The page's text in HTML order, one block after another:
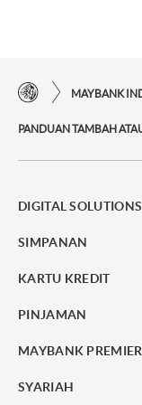
DIGITAL SOLUTIONS
SIMPANAN
KARTU KREDIT
PINJAMAN
MAYBANK PREMIER
SYARIAH